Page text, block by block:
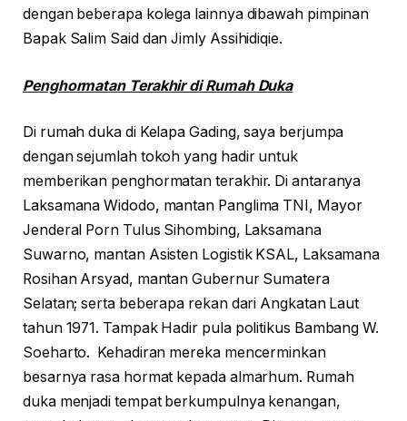
dengan beberapa kolega lainnya dibawah pimpinan
Bapak Salim Said dan Jimly Assihidiqie.
Penghormatan Terakhir di Rumah Duka
Di rumah duka di Kelapa Gading, saya berjumpa
dengan sejumlah tokoh yang hadir untuk
memberikan penghormatan terakhir. Di antaranya
Laksamana Widodo, mantan Panglima TNI, Mayor
Jenderal Porn Tulus Sihombing, Laksamana
Suwarno, mantan Asisten Logistik KSAL, Laksamana
Rosihan Arsyad, mantan Gubernur Sumatera
Selatan; serta beberapa rekan dari Angkatan Laut
tahun 1971. Tampak Hadir pula politikus Bambang W.
Soeharto. Kehadiran mereka mencerminkan
besarnya rasa hormat kepada almarhum. Rumah
duka menjadi tempat berkumpulnya kenangan,